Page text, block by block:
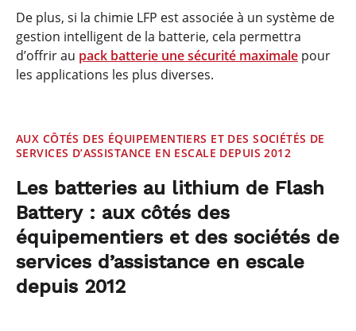
De plus, si la chimie LFP est associée à un système de
gestion intelligent de la batterie, cela permettra
d’offrir au pack batterie une sécurité maximale pour
les applications les plus diverses.
AUX CÔTÉS DES ÉQUIPEMENTIERS ET DES SOCIÉTÉS DE
SERVICES D’ASSISTANCE EN ESCALE DEPUIS 2012
Les batteries au lithium de Flash
Battery : aux côtés des
équipementiers et des sociétés de
services d’assistance en escale
depuis 2012